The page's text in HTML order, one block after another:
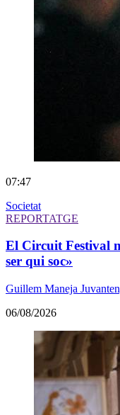
07:47
Societat
REPORTATGE
El Circuit Festival
ser qui soc»
Guillem Maneja
06/08/2026